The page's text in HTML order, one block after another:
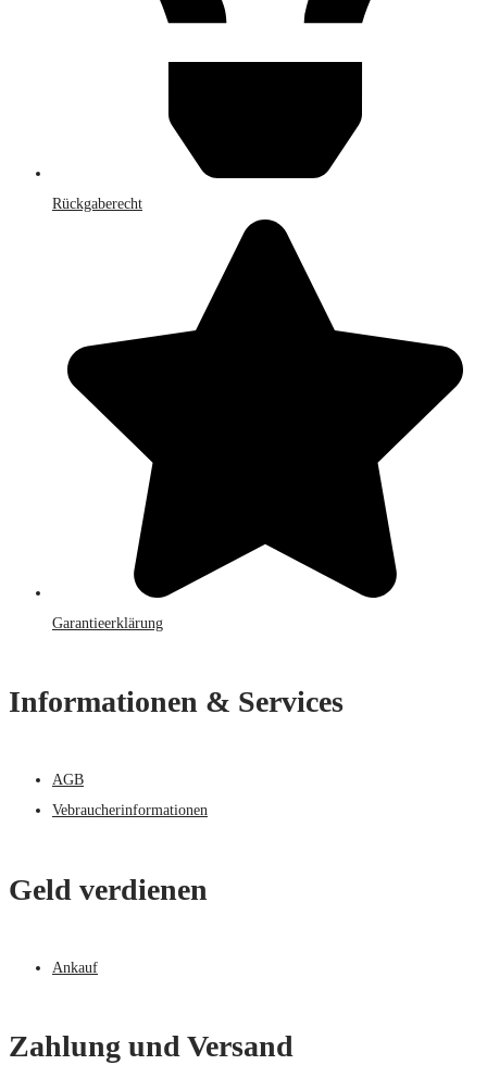
Rückgaberecht
Garantieerklärung
Informationen & Services
AGB
Vebraucherinformationen
Geld verdienen
Ankauf
Zahlung und Versand